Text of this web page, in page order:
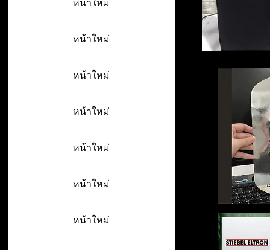
หน้าใหม่
หน้าใหม่
หน้าใหม่
หน้าใหม่
หน้าใหม่
หน้าใหม่
หน้าใหม่